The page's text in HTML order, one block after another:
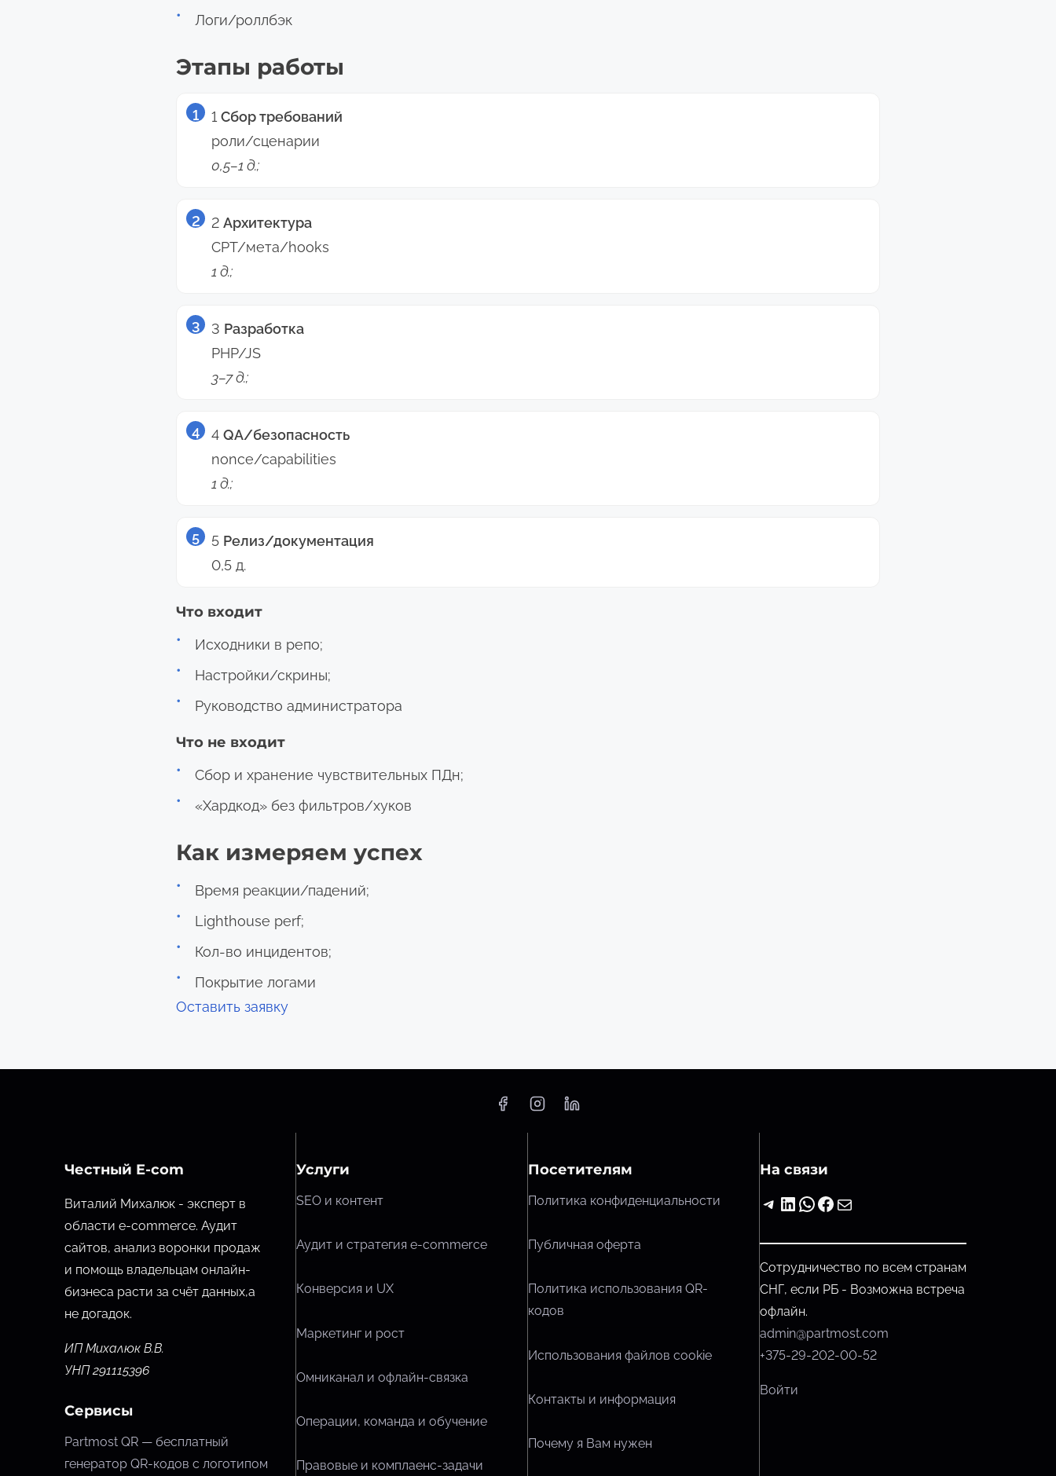
Логи/роллбэк
Этапы работы
1 Сбор требований
роли/сценарии
0,5–1 д.;
2 Архитектура
CPT/мета/hooks
1 д.;
3 Разработка
PHP/JS
3–7 д.;
4 QA/безопасность
nonce/capabilities
1 д.;
5 Релиз/документация
0,5 д.
Что входит
Исходники в репо;
Настройки/скрины;
Руководство администратора
Что не входит
Сбор и хранение чувствительных ПДн;
«Хардкод» без фильтров/хуков
Как измеряем успех
Время реакции/падений;
Lighthouse perf;
Кол-во инцидентов;
Покрытие логами
Оставить заявку
Честный E-com
Виталий Михалюк - эксперт в
области e-commerce. Аудит
сайтов, анализ воронки продаж
и помощь владельцам онлайн-
бизнеса расти за счёт данных,а
не догадок.
ИП Михалюк В.В.
УНП 291115396
Сервисы
Partmost QR — бесплатный
генератор QR-кодов с логотипом
Услуги
SEO и контент
Аудит и стратегия e-commerce
Конверсия и UX
Маркетинг и рост
Омниканал и офлайн-связка
Операции, команда и обучение
Правовые и комплаенс-задачи
Посетителям
Политика конфиденциальности
Публичная оферта
Политика использования QR-
кодов
Использования файлов cookie
Контакты и информация
Почему я Вам нужен
На связи
Telegram LinkedIn WhatsApp Facebook Почта
Сотрудничество по всем странам
СНГ, если РБ - Возможна встреча
офлайн.
admin@partmost.com
+375-29-202-00-52
Войти